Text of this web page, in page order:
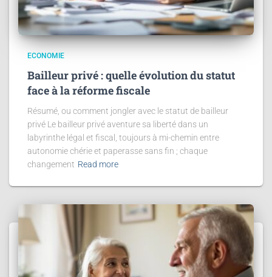
ECONOMIE
Bailleur privé : quelle évolution du statut
face à la réforme fiscale
Résumé, ou comment jongler avec le statut de bailleur
privé Le bailleur privé aventure sa liberté dans un
labyrinthe légal et fiscal, toujours à mi-chemin entre
autonomie chérie et paperasse sans fin ; chaque
changement Read more